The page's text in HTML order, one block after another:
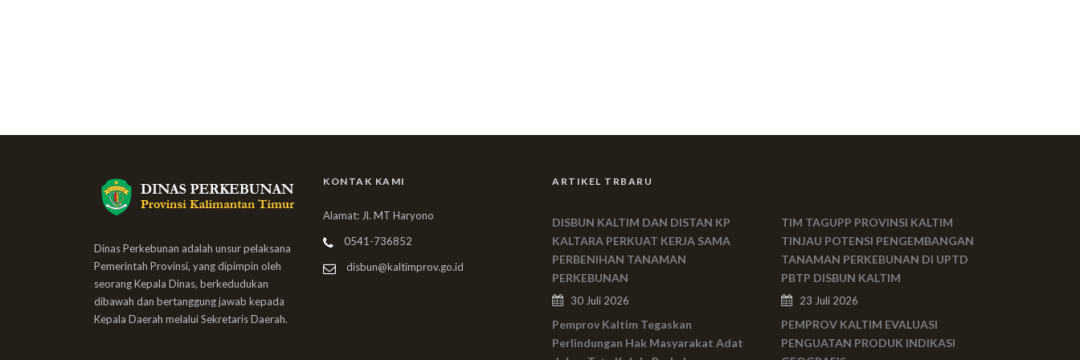
Dinas Perkebunan adalah unsur pelaksana
Pemerintah Provinsi, yang dipimpin oleh
seorang Kepala Dinas, berkedudukan
dibawah dan bertanggung jawab kepada
Kepala Daerah melalui Sekretaris Daerah.
KONTAK KAMI
Alamat: Jl. MT Haryono
0541-736852
disbun@kaltimprov.go.id
ARTIKEL TRBARU
DISBUN KALTIM DAN DISTAN KP
KALTARA PERKUAT KERJA SAMA
PERBENIHAN TANAMAN
PERKEBUNAN
30 Juli 2026
Pemprov Kaltim Tegaskan
Perlindungan Hak Masyarakat Adat
TIM TAGUPP PROVINSI KALTIM
TINJAU POTENSI PENGEMBANGAN
TANAMAN PERKEBUNAN DI UPTD
PBTP DISBUN KALTIM
23 Juli 2026
PEMPROV KALTIM EVALUASI
PENGUATAN PRODUK INDIKASI